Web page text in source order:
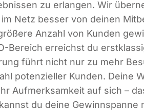
zu erlan­gen. Wir
Netz bes­ser von dei­nen
Anzahl von Kun­den
Bereich erreichst du
führt nicht nur zu mehr
poten­zi­el­ler Kun­den. Dei­ne
Auf­merk­sam­keit auf sich –
du dei­ne Gewinn­span­ne